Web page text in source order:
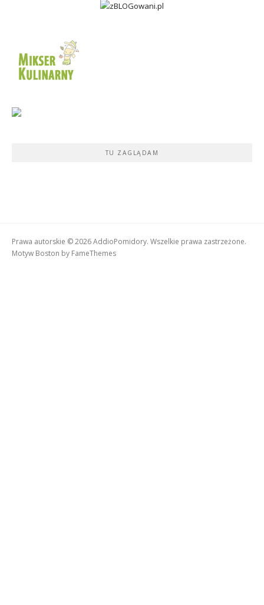
TU ZAGLĄDAM
Prawa autorskie © 2026 AddioPomidory. Wszelkie prawa zastrzeżone.
Motyw Boston by FameThemes